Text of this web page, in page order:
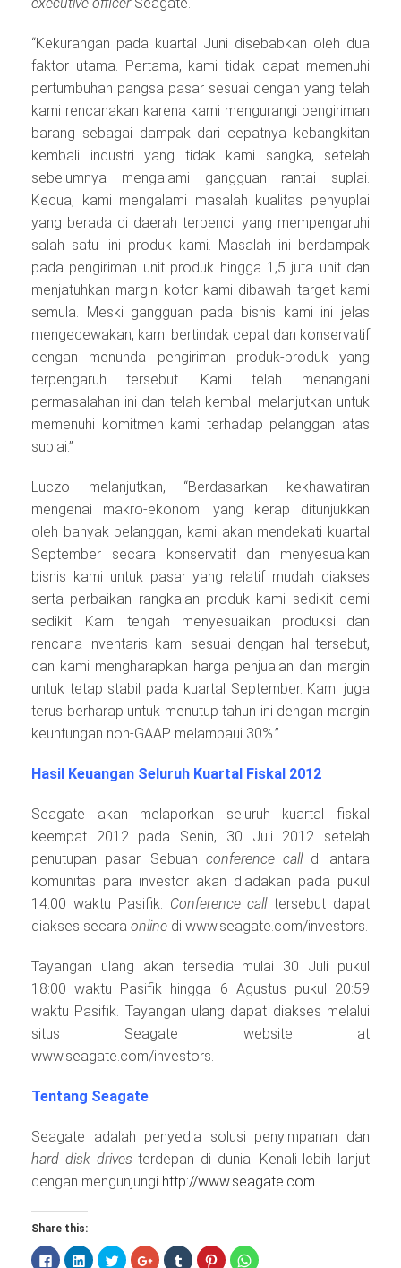
“Kekurangan pada kuartal Juni disebabkan oleh dua
faktor utama. Pertama, kami tidak dapat memenuhi
pertumbuhan pangsa pasar sesuai dengan yang telah
kami rencanakan karena kami mengurangi pengiriman
barang sebagai dampak dari cepatnya kebangkitan
kembali industri yang tidak kami sangka, setelah
sebelumnya mengalami gangguan rantai suplai.
Kedua, kami mengalami masalah kualitas penyuplai
yang berada di daerah terpencil yang mempengaruhi
salah satu lini produk kami. Masalah ini berdampak
pada pengiriman unit produk hingga 1,5 juta unit dan
menjatuhkan margin kotor kami dibawah target kami
semula. Meski gangguan pada bisnis kami ini jelas
mengecewakan, kami bertindak cepat dan konservatif
dengan menunda pengiriman produk-produk yang
terpengaruh tersebut. Kami telah menangani
permasalahan ini dan telah kembali melanjutkan untuk
memenuhi komitmen kami terhadap pelanggan atas
suplai.”
Luczo melanjutkan, “Berdasarkan kekhawatiran
mengenai makro-ekonomi yang kerap ditunjukkan
oleh banyak pelanggan, kami akan mendekati kuartal
September secara konservatif dan menyesuaikan
bisnis kami untuk pasar yang relatif mudah diakses
serta perbaikan rangkaian produk kami sedikit demi
sedikit. Kami tengah menyesuaikan produksi dan
rencana inventaris kami sesuai dengan hal tersebut,
dan kami mengharapkan harga penjualan dan margin
untuk tetap stabil pada kuartal September. Kami juga
terus berharap untuk menutup tahun ini dengan margin
keuntungan non-GAAP melampaui 30%.”
Hasil Keuangan Seluruh Kuartal Fiskal 2012
Seagate akan melaporkan seluruh kuartal fiskal
keempat 2012 pada Senin, 30 Juli 2012 setelah
penutupan pasar. Sebuah conference call di antara
komunitas para investor akan diadakan pada pukul
14:00 waktu Pasifik.
Conference calltersebut dapat
diakses secara online di www.seagate.com/investors.
Tayangan ulang akan tersedia mulai 30 Juli pukul
18:00 waktu Pasifik hingga 6 Agustus pukul 20:59
waktu Pasifik. Tayangan ulang dapat diakses melalui
situs Seagate website at
www.seagate.com/investors.
Tentang Seagate
Seagate adalah penyedia solusi penyimpanan dan
hard disk drivesterdepan di dunia. Kenali lebih lanjut
dengan mengunjungi http://www.seagate.com
Share this:
Click Click Click Click Click Click Click